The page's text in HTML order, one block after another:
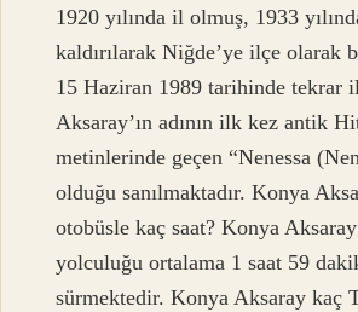
1920 yılında il olmuş, 1933
kaldırılarak Niğde’ye ilçe olarak
15 Haziran 1989 tarihinde tekrar
Aksaray’ın adının ilk kez antik
metinlerinde geçen “Nenessa
olduğu sanılmaktadır. Konya
otobüsle kaç saat? Konya Aksaray
yolculuğu ortalama 1 saat 59
sürmektedir. Konya Aksaray kaç